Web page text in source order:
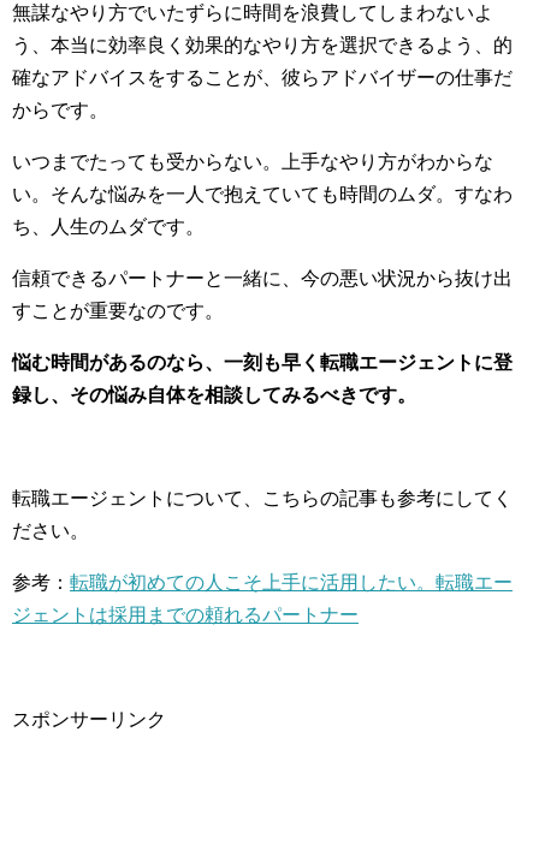
無謀なやり方でいたずらに時間を浪費してしまわないよ
う、本当に効率良く効果的なやり方を選択できるよう、的
確なアドバイスをすることが、彼らアドバイザーの仕事だ
からです。
いつまでたっても受からない。上手なやり方がわからな
い。そんな悩みを一人で抱えていても時間のムダ。すなわ
ち、人生のムダです。
信頼できるパートナーと一緒に、今の悪い状況から抜け出
すことが重要なのです。
悩む時間があるのなら、一刻も早く転職エージェントに登
録し、その悩み自体を相談してみるべきです。
転職エージェントについて、こちらの記事も参考にしてく
ださい。
参考： 転職が初めての人こそ上手に活用したい。転職エー
ジェントは採用までの頼れるパートナー
スポンサーリンク